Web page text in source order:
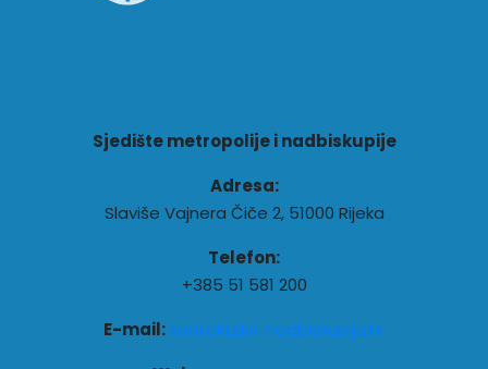
Sjedište metropolije i nadbiskupije
Adresa:
Slaviše Vajnera Čiče 2, 51000 Rijeka
Telefon:
+385 51 581 200
E-mail: kontakt@ri-nadbiskupija.hr